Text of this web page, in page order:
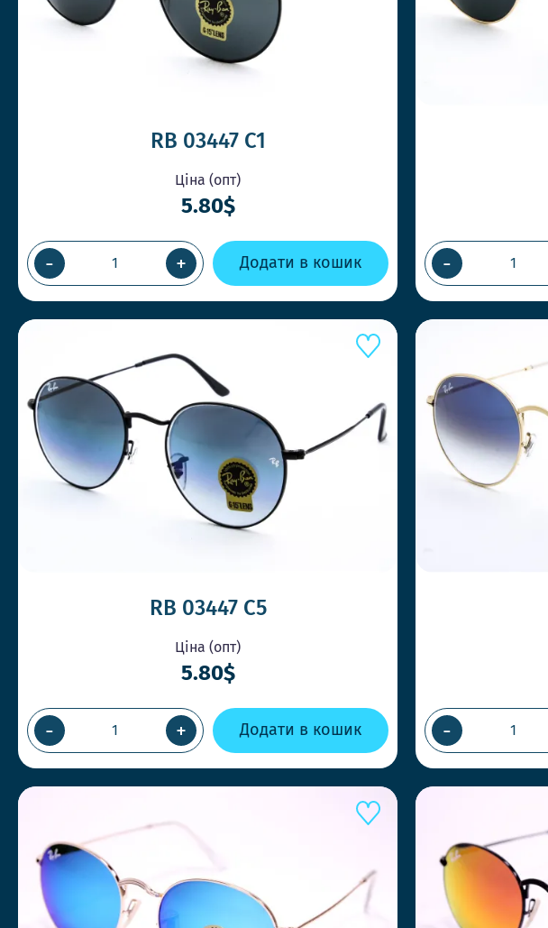
RB 03447 C1
Ціна (опт)
5.80$
- + Додати в кошик -
RB 03447 C5
Ціна (опт)
5.80$
- + Додати в кошик -